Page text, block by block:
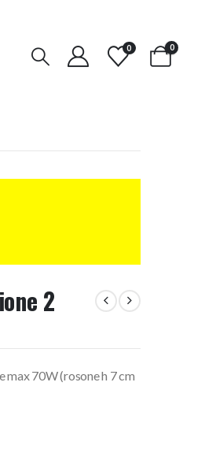
0 0
2
max 70W (rosone h 7 cm